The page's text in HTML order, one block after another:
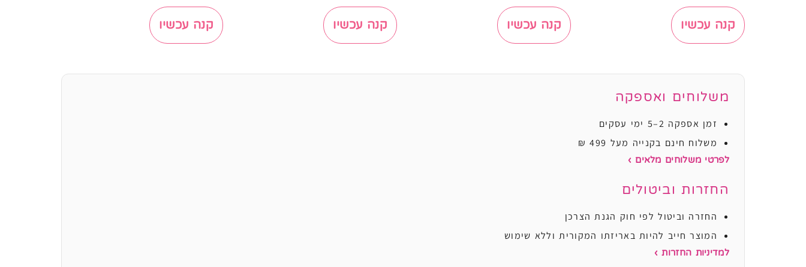
קנה עכשיו קנה עכשיו קנה עכשיו קנה עכשיו
משלוחים ואספקה
זמן אספקה 2–5 ימי עסקים
משלוח חינם בקנייה מעל 499 ₪
לפרטי משלוחים מלאים ›
החזרות וביטולים
החזרה וביטול לפי חוק הגנת הצרכן
המוצר חייב להיות באריזתו המקורית וללא שימוש
למדיניות החזרות ›